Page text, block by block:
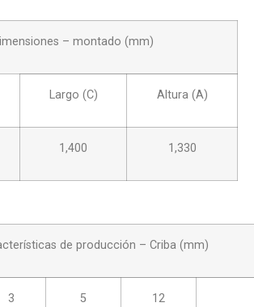
– montado (mm)
Largo (C) Altura (A)
1,400 1,330
de producción – Criba (mm)
3 5 12